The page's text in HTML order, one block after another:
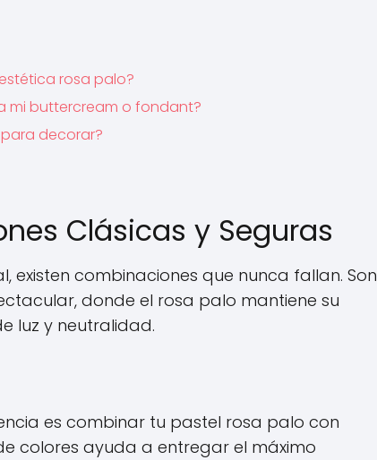
rosa palo?
mi buttercream o fondant?
decorar?
Clásicas y Seguras
combinaciones que nunca fallan. Son
donde el rosa palo mantiene su
luz y neutralidad.
es combinar tu pastel rosa palo con
colores ayuda a entregar el máximo